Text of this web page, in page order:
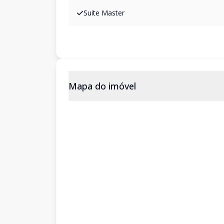
Suite Master
Mapa do imóvel